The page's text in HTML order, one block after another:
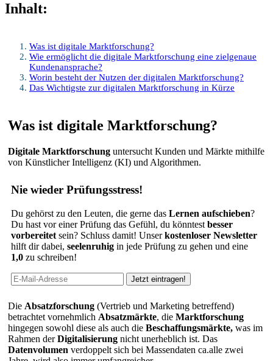
Inhalt:
Was ist digitale Marktforschung?
Wie ermöglicht die digitale Marktforschung eine zielgenaue
Kundenansprache?
Worin besteht der Nutzen der digitalen Marktforschung?
Das Wichtigste zur digitalen Marktforschung in Kürze
Was ist digitale Marktforschung?
Digitale Marktforschung untersucht Kunden und Märkte mithilfe
von Künstlicher Intelligenz (KI) und Algorithmen.
Nie wieder Prüfungsstress!
Du gehörst zu den Leuten, die gerne das Lernen aufschieben?
Du hast vor einer Prüfung das Gefühl, du könntest besser
vorbereitet sein? Schluss damit! Unserkostenloser Newsletter
hilft dir dabei, seelenruhig in jede Prüfung zu gehen und eine
1,0 zu schreiben!
Die Absatzforschung (Vertrieb und Marketing betreffend)
betrachtet vornehmlich Absatzmärkte, die Marktforschung
hingegen sowohl diese als auch die Beschaffungsmärkte, was im
Rahmen derDigitalisierung nicht unerheblich ist. Das
Datenvolumen verdoppelt sich bei Massendaten ca.alle zwei